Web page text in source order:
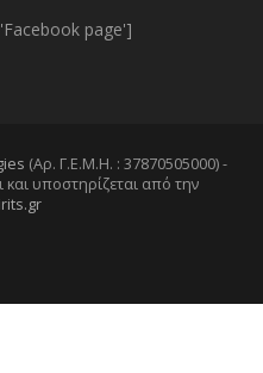
page']
(Αρ. Γ.Ε.Μ.Η. : 37870505000) -
και υποστηρίζεται από την